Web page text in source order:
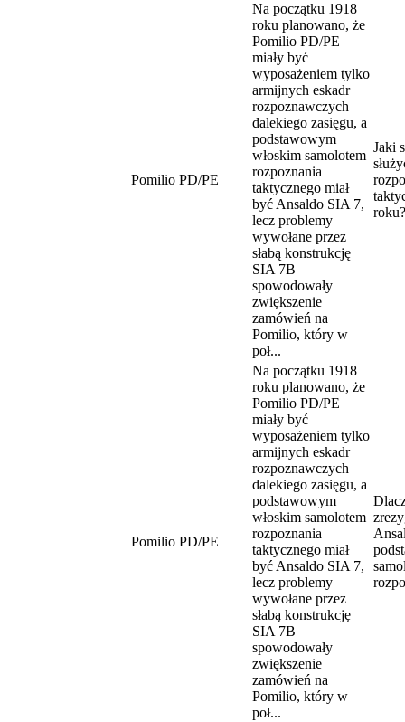
Pomilio PD/PE
Na początku 1918
roku planowano, że
Pomilio PD/PE
miały być
wyposażeniem tylko
armijnych eskadr
rozpoznawczych
dalekiego zasięgu, a
podstawowym
włoskim samolotem
rozpoznania
taktycznego miał
być Ansaldo SIA 7,
lecz problemy
wywołane przez
słabą konstrukcję
SIA 7B
spowodowały
zwiększenie
zamówień na
Pomilio, który w
poł...
Jaki
roku?
Pomilio PD/PE
Na początku 1918
roku planowano, że
Pomilio PD/PE
miały być
wyposażeniem tylko
armijnych eskadr
rozpoznawczych
dalekiego zasięgu, a
podstawowym
włoskim samolotem
rozpoznania
taktycznego miał
być Ansaldo SIA 7,
lecz problemy
wywołane przez
słabą konstrukcję
SIA 7B
spowodowały
zwiększenie
zamówień na
Pomilio, który w
poł...